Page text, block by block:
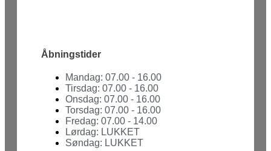
Åbningstider
Mandag: 07.00 - 16.00
Tirsdag: 07.00 - 16.00
Onsdag: 07.00 - 16.00
Torsdag: 07.00 - 16.00
Fredag: 07.00 - 14.00
Lørdag: LUKKET
Søndag: LUKKET